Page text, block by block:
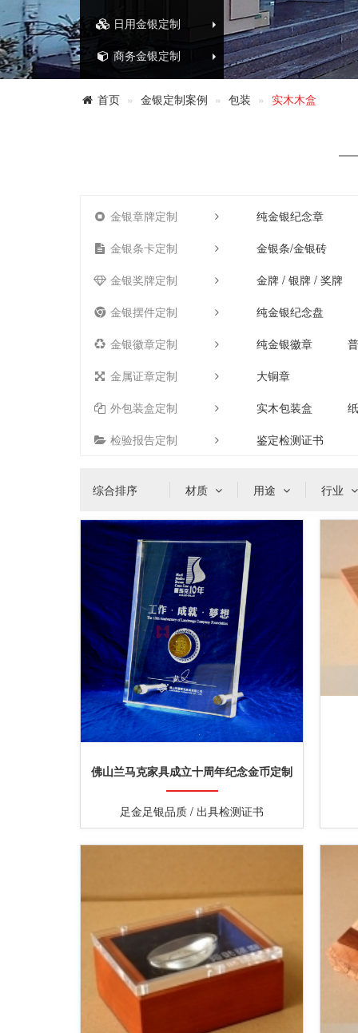
日用金银定制
商务金银定制
首页 金银定制案例 包装 实木木盒
金银章牌定制
纯金银纪念章
金银条卡定制
金银条/金银砖
金银奖牌定制
金牌 / 银牌 / 奖牌
金银摆件定制
纯金银纪念盘
金银徽章定制
纯金银徽章
金属证章定制
大铜章
外包装盒定制
实木包装盒
检验报告定制
鉴定检测证书
综合排序 材质 用途 行业
佛山兰马克家具成立十周年纪念金币定制
足金足银品质 / 出具检测证书